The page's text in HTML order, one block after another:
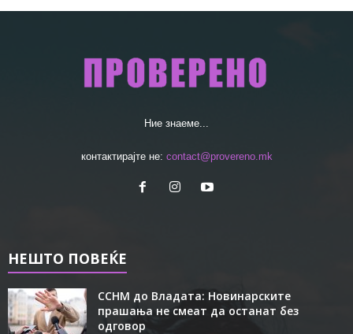
Ние знаеме...
контактирајте не: contact@provereno.mk
НЕШТО ПОВЕЌЕ
ССНМ до Владата: Новинарските
прашања не смеат да останат без
одговор